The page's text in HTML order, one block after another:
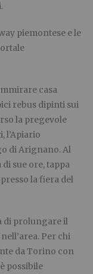
piemontese e le
casa
rebus dipinti sui
la pregevole
l’Apiario
di Arignano. Al
sue ore, tappa
la fiera del
di prolungare il
Per chi
da Torino con
possibile